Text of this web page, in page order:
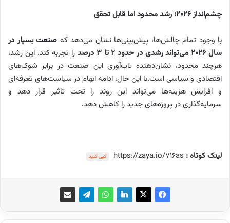
چشم‌انداز 2026؛ رشد محدود اما قابل تحقق
با وجود تمام چالش‌ها، پیش‌بینی‌ها نشان می‌دهد که صنعت بسپار در
سال 2026 می‌تواند رشدی در حدود 2 تا 3 درصد
را تجربه کند. این رشد،
هرچند محدود، نشان‌دهنده تاب‌آوری این صنعت در برابر شوک‌های
اقتصادی و سیاسی است.با این حال، ادامه ابهام در سیاست‌های تعرفه‌ای
و افزایش هزینه‌ها می‌تواند این روند را تحت تاثیر قرار دهد و
سرمایه‌گذاری در پروژه‌های جدید را کاهش دهد.
لینک کوتاه : https://zaya.io/716as کپی کنید